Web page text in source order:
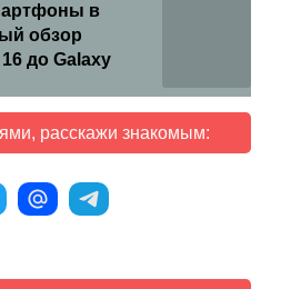
в
обзор
до Galaxy
расскажи знакомым: